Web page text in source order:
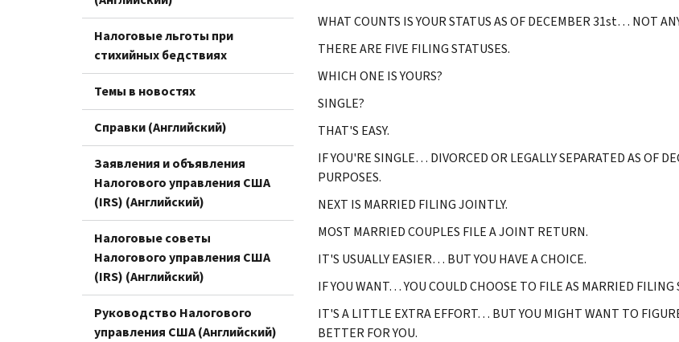
Налоговые льготы при
стихийных бедствиях
Темы в новостях
Справки (Английский)
Заявления и объявления
Налогового управления США
(IRS) (Английский)
Налоговые советы
Налогового управления США
(IRS) (Английский)
Руководство Налогового
управления США (Английский)
WHAT COUNTS IS YOUR STATUS AS OF DECEMBER 31st… NOT
THERE ARE FIVE FILING STATUSES.
WHICH ONE IS YOURS?
SINGLE?
THAT'S EASY.
IF YOU'RE SINGLE… DIVORCED OR LEGALLY SEPARATED AS OF
PURPOSES.
NEXT IS MARRIED FILING JOINTLY.
MOST MARRIED COUPLES FILE A JOINT RETURN.
IT'S USUALLY EASIER… BUT YOU HAVE A CHOICE.
IF YOU WANT… YOU COULD CHOOSE TO FILE AS MARRIED FILING
IT'S A LITTLE EXTRA EFFORT… BUT YOU MIGHT WANT TO
BETTER FOR YOU.